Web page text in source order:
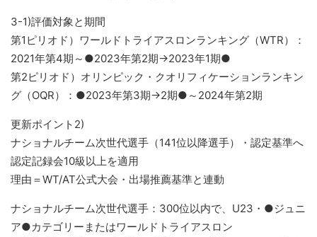
3-1)評価対象と期間
第1ピリオド）ワールドトライアスロンランキング（WTR）：
2021年第4期～●2023年第2期→2023年1期●
第2ピリオド）オリンピック・クオリフィケーションランキン
グ（OQR）：●2023年第3期→2期●～2024年第2期
更新ポイント2)
ナショナルチーム次世代選手（141位以降選手）・認定基準へ
認定記録会10級以上を適用
理由＝WT/AT公式大会・出場推薦基準と連動
ナショナルチーム次世代選手：300位以内で、U23・●ジュニ
ア●カテゴリーまたはワールドトライアスロン